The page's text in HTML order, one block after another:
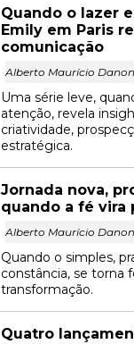
Quando o lazer
Emily em Paris
comunicação
Alberto Maurício Danon
Uma série leve,
atenção, revela
criatividade,
estratégica.
Jornada nova,
quando a fé vira
Alberto Maurício Danon
Quando o simples,
constância, se torna
transformação.
Quatro